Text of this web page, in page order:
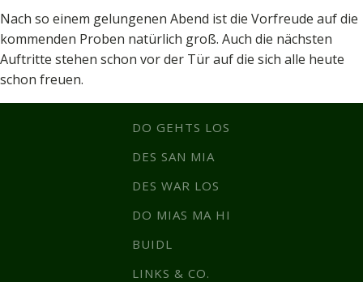
Nach so einem gelungenen Abend ist die Vorfreude auf die
kommenden Proben natürlich groß. Auch die nächsten
Auftritte stehen schon vor der Tür auf die sich alle heute
schon freuen.
DO GEHTS LOS
DES SAN MIA
DES WAR LOS
DO MIAS MA HI
BUIDL
LINKS & CO.